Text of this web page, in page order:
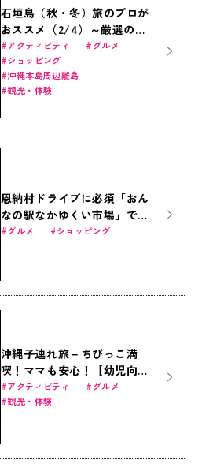
石垣島（秋・冬）旅のプロが
おススメ（2/4）～厳選の観
光体験・施設編～
アクティビティ
グルメ
ショッピング
沖縄本島周辺離島
観光・体験
恩納村ドライブに必須「おん
なの駅なかゆくい市場」で沖
縄グルメを食べつくす！
グルメ ショッピング
沖縄子連れ旅－ちびっこ満
喫！ママも安心！【幼児向け
2才～】
アクティビティ
グルメ
観光・体験